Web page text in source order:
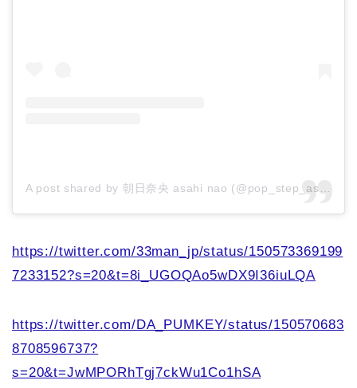
A post shared by 朝日奈央 asahi nao (@pop_step_asahi)
https://twitter.com/33man_jp/status/150573369199
7233152?s=20&t=8i_UGOQAo5wDX9I36iuLQA
https://twitter.com/DA_PUMKEY/status/150570683
8708596737?
s=20&t=JwMPORhTgj7ckWu1Co1hSA